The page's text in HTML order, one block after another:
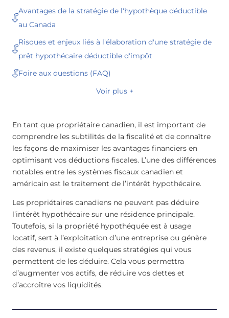
Avantages de la stratégie de l'hypothèque déductible
au Canada
Risques et enjeux liés à l'élaboration d'une stratégie de
prêt hypothécaire déductible d'impôt
Foire aux questions (FAQ)
Voir plus +
En tant que propriétaire canadien, il est important de
comprendre les subtilités de la fiscalité et de connaître
les façons de maximiser les avantages financiers en
optimisant vos déductions fiscales. L’une des différences
notables entre les systèmes fiscaux canadien et
américain est le traitement de l’intérêt hypothécaire.
Les propriétaires canadiens ne peuvent pas déduire
l’intérêt hypothécaire sur une résidence principale.
Toutefois, si la propriété hypothéquée est à usage
locatif, sert à l’exploitation d’une entreprise ou génère
des revenus, il existe quelques stratégies qui vous
permettent de les déduire. Cela vous permettra
d’augmenter vos actifs, de réduire vos dettes et
d’accroître vos liquidités.